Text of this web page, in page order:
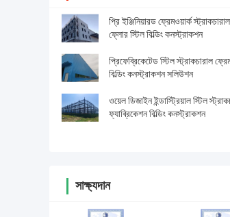
প্রি ইঞ্জিনিয়ারড ফ্রেমওয়ার্ক স্ট্রাকচারাল
ফ্লোর স্টিল বিল্ডিং কনস্ট্রাকশন
প্রিফেব্রিকেটেড স্টিল স্ট্রাকচারাল
বিল্ডিং কনস্ট্রাকশন সলিউশন
ওয়েল ডিজাইন ইন্ডাস্ট্রিয়াল স্টিল
ফ্যাব্রিকেশন বিল্ডিং কনস্ট্রাকশন
সাক্ষ্যদান